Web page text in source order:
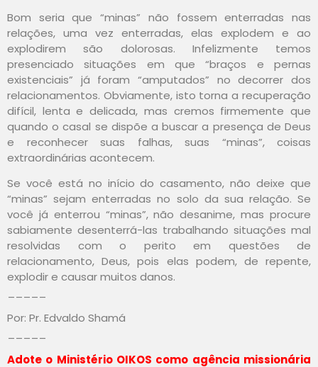
Bom seria que “minas” não fossem enterradas nas
relações, uma vez enterradas, elas explodem e ao
explodirem são dolorosas. Infelizmente temos
presenciado situações em que “braços e pernas
existenciais” já foram “amputados” no decorrer dos
relacionamentos. Obviamente, isto torna a recuperação
difícil, lenta e delicada, mas cremos firmemente que
quando o casal se dispõe a buscar a presença de Deus
e reconhecer suas falhas, suas “minas”, coisas
extraordinárias acontecem.
Se você está no início do casamento, não deixe que
“minas” sejam enterradas no solo da sua relação. Se
você já enterrou “minas”, não desanime, mas procure
sabiamente desenterrá-las trabalhando situações mal
resolvidas com o perito em questões de
relacionamento, Deus, pois elas podem, de repente,
explodir e causar muitos danos.
Por: Pr. Edvaldo Shamá
Adote o Ministério OIKOS como agência missionária